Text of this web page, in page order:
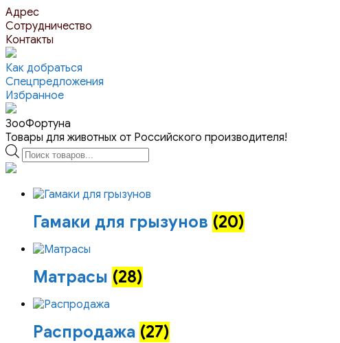
Перейти
к
контенту
Адрес
Сотрудничество
Контакты
Как добраться
Спецпредложения
Избранное
ЗооФортуна
Товары для животных от Российского производителя!
Поиск
товаров
Гамаки для грызунов (20)
Матрасы (28)
Распродажа (27)